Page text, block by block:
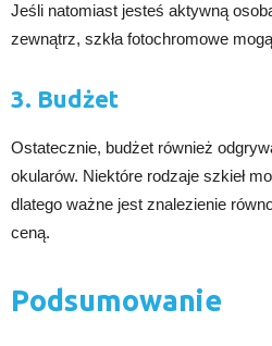
Jeśli natomiast jesteś aktywną
zewnątrz, szkła fotochromowe
3. Budżet
Ostatecznie, budżet również
okularów. Niektóre rodzaje szkieł
dlatego ważne jest znalezienie
ceną.
Podsumowanie